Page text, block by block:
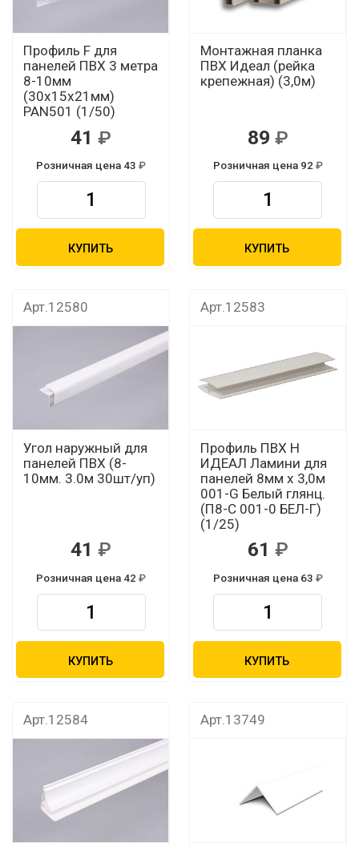
Профиль F для
панелей ПВХ 3 метра
8-10мм
(30х15х21мм)
PAN501 (1/50)
41
Розничная цена 43
КУПИТЬ
Монтажная планка
ПВХ Идеал (рейка
крепежная) (3,0м)
89
Розничная цена 92
КУПИТЬ
Арт.12580
Угол наружный для
панелей ПВХ (8-
10мм. 3.0м 30шт/уп)
41
Розничная цена 42
КУПИТЬ
Арт.12583
Профиль ПВХ Н
ИДЕАЛ Ламини для
панелей 8мм х 3,0м
001-G Белый глянц.
(П8-С 001-0 БЕЛ-Г)
(1/25)
61
Розничная цена 63
КУПИТЬ
Арт.12584 Арт.13749